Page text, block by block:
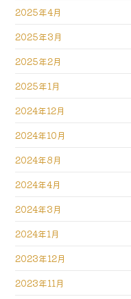
2025年4月
2025年3月
2025年2月
2025年1月
2024年12月
2024年10月
2024年8月
2024年4月
2024年3月
2024年1月
2023年12月
2023年11月